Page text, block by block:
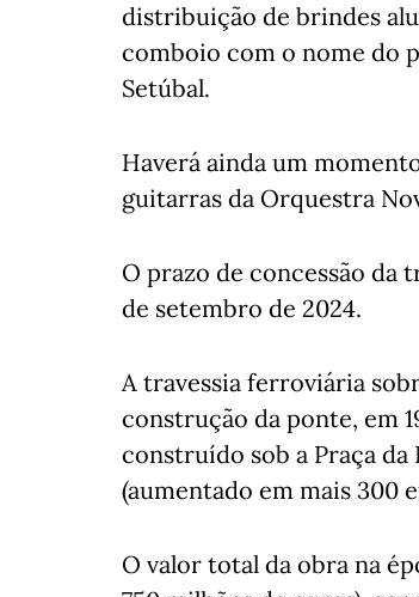
distribuição de brindes
comboio com o nome do
Setúbal.
Haverá ainda um
guitarras da Orquestra
O prazo de concessão da
de setembro de 2024.
A travessia ferroviária
construção da ponte, em
construído sob a Praça
(aumentado em mais 300
O valor total da obra na